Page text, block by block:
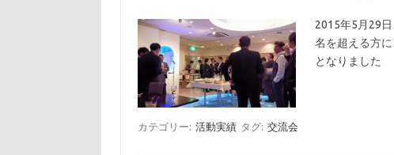
2015年5月29
名を超える方
となりました
カテゴリー: 活動実績 タグ: 交流会